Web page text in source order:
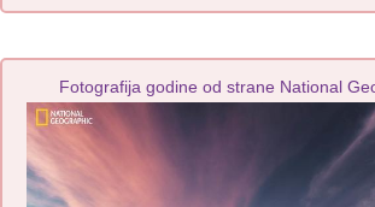
Fotografija godine od strane National